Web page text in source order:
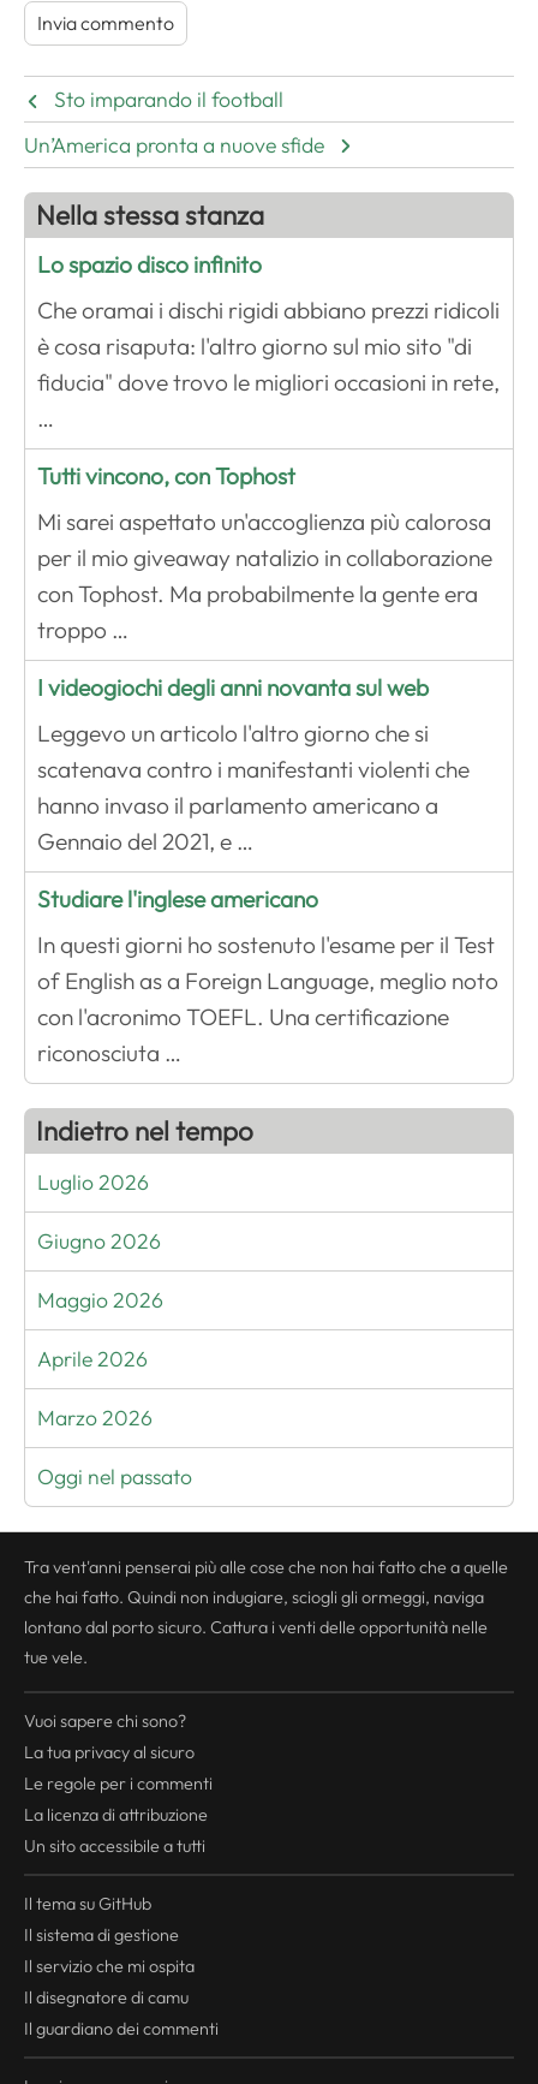
Sto imparando il football
Un’America pronta a nuove sfide
Nella stessa stanza
Lo spazio disco infinito
Che oramai i dischi rigidi abbiano prezzi ridicoli
è cosa risaputa: l'altro giorno sul mio sito "di
fiducia" dove trovo le migliori occasioni in rete,
…
Tutti vincono, con Tophost
Mi sarei aspettato un'accoglienza più calorosa
per il mio giveaway natalizio in collaborazione
con Tophost. Ma probabilmente la gente era
troppo …
I videogiochi degli anni novanta sul web
Leggevo un articolo l'altro giorno che si
scatenava contro i manifestanti violenti che
hanno invaso il parlamento americano a
Gennaio del 2021, e …
Studiare l'inglese americano
In questi giorni ho sostenuto l'esame per il Test
of English as a Foreign Language, meglio noto
con l'acronimo TOEFL. Una certificazione
riconosciuta …
Indietro nel tempo
Luglio 2026
Giugno 2026
Maggio 2026
Aprile 2026
Marzo 2026
Oggi nel passato
Tra vent'anni penserai più alle cose che non hai fatto che a quelle
che hai fatto. Quindi non indugiare, sciogli gli ormeggi, naviga
lontano dal porto sicuro. Cattura i venti delle opportunità nelle
tue vele.
Vuoi sapere chi sono?
La tua privacyal sicuro
Le regole per i commenti
La licenza di attribuzione
Un sito accessibile a tutti
Il tema su GitHub
Il sistema di gestione
Il servizio che mi ospita
Il disegnatore di camu
Il guardiano dei commenti